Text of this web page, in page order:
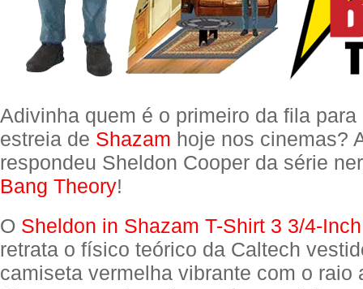
Adivinha quem é o primeiro da fila
estreia de Shazam hoje nos cinemas?
respondeu Sheldon Cooper da série
Bang Theory!
O Sheldon in Shazam T-Shirt 3 3/4-
retrata o físico teórico da Caltech
camiseta vermelha vibrante com o raio